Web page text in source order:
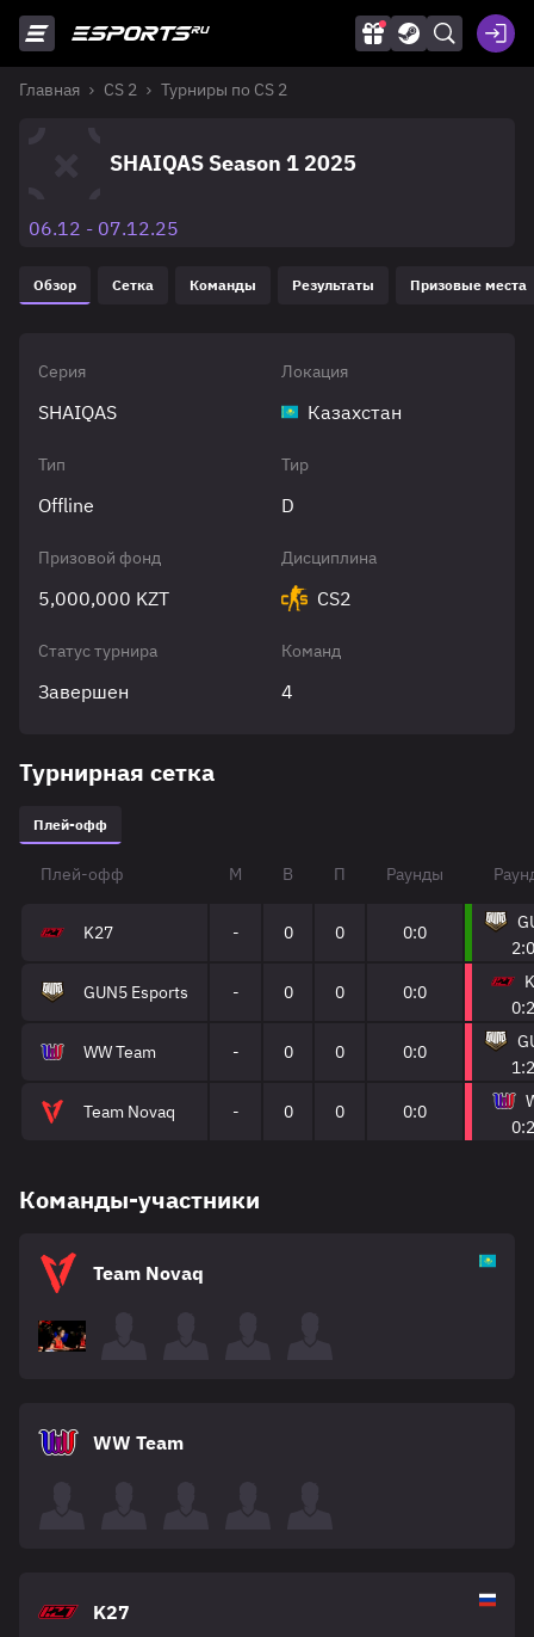
Главная CS 2 Турниры по CS 2
SHAIQAS Season 1 2025
06.12 - 07.12.25
Обзор Сетка Команды Результаты Призовые места
Серия
SHAIQAS
Локация
Казахстан
Тип
Offline
Тир
D
Призовой фонд
5,000,000 KZT
Дисциплина
CS2
Статус турнира
Завершен
Команд
4
Турнирная сетка
Плей-офф
Плей-офф М В П Раунды
K27 - 0 0 0:0
2:0
GUN5 Esports - 0 0 0:0
0:2
WW Team - 0 0 0:0
1:2
Team Novaq - 0 0 0:0
0:2
Команды-участники
Team Novaq
WW Team
K27